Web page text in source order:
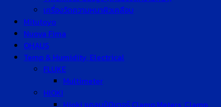
เครื่องวัดความหนาผิวเคลือบ
Mitutoyo
Nuova Fima
OHAUS
Temp & Humidity, Electrical
FLUKE
Multimeter
HIOKI
Hioki แคลมป์มิเตอร์ Clamp Meters, Clamp